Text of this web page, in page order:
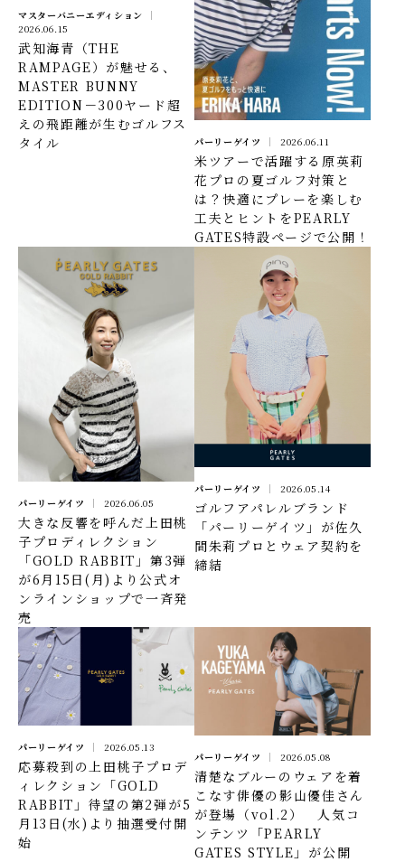
マスターバニーエディション
2026.06.15
武知海青（THE
RAMPAGE）が魅せる、
MASTER BUNNY
EDITION－300ヤード超
えの飛距離が生むゴルフス
タイル
パーリーゲイツ 2026.06.11
米ツアーで活躍する原英莉
花プロの夏ゴルフ対策と
は？快適にプレーを楽しむ
工夫とヒントをPEARLY
GATES特設ページで公開！
パーリーゲイツ 2026.06.05
大きな反響を呼んだ上田桃
子プロディレクション
「GOLD RABBIT」第3弾
が6月15日(月)より公式オ
ンラインショップで一斉発
売
パーリーゲイツ 2026.05.14
ゴルフアパレルブランド
「パーリーゲイツ」が佐久
間朱莉プロとウェア契約を
締結
パーリーゲイツ 2026.05.13
応募殺到の上田桃子プロデ
ィレクション「GOLD
RABBIT」待望の第2弾が5
月13日(水)より抽選受付開
始
パーリーゲイツ 2026.05.08
清楚なブルーのウェアを着
こなす俳優の影山優佳さん
が登場（vol.2） 人気コ
ンテンツ「PEARLY
GATES STYLE」が公開